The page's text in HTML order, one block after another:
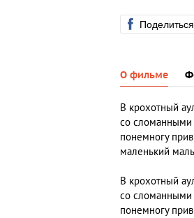
Поделиться
О фильме
В крохотный
со сломанными
понемногу
маленький
В крохотный
со сломанными
понемногу